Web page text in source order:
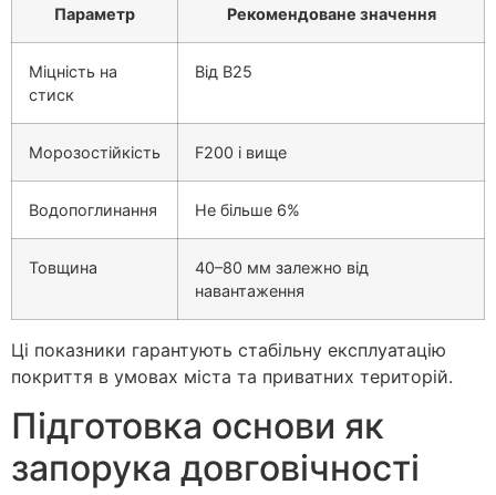
Параметр Рекомендоване значення
Міцність на
стиск
Від B25
Морозостійкість F200 і вище
Водопоглинання Не більше 6%
Товщина
40–80 мм залежно від
навантаження
Ці показники гарантують стабільну експлуатацію
покриття в умовах міста та приватних територій.
Підготовка основи як
запорука довговічності